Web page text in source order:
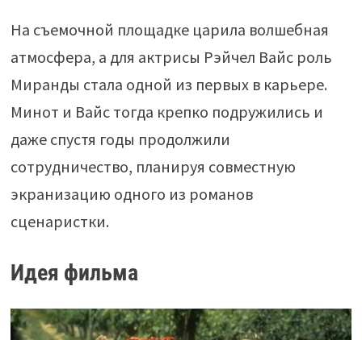
На съемочной площадке царила волшебная
атмосфера, а для актрисы Рэйчел Вайс роль
Миранды стала одной из первых в карьере.
Минот и Вайс тогда крепко подружились и
даже спустя годы продолжили
сотрудничество, планируя совместную
экранизацию одного из романов
сценаристки.
Идея фильма